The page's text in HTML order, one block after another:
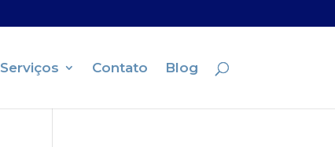
Serviços Contato Blog